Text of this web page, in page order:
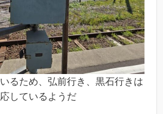
るため、弘前行き、黒石行きは
しているようだ